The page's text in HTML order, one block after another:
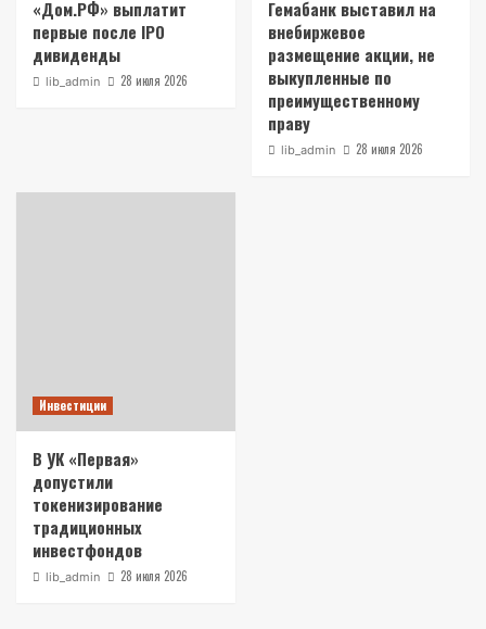
«Дом.РФ» выплатит
первые после IPO
дивиденды
lib_admin 28 июля 2026
Гемабанк выставил на
внебиржевое
размещение акции, не
выкупленные по
преимущественному
праву
lib_admin 28 июля 2026
Инвестиции
В УК «Первая»
допустили
токенизирование
традиционных
инвестфондов
lib_admin 28 июля 2026